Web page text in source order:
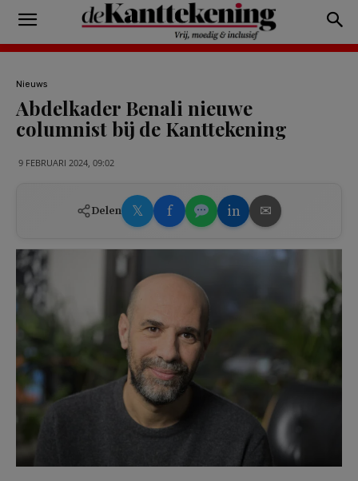
Nieuws
Abdelkader Benali nieuwe
columnist bij de Kanttekening
9 FEBRUARI 2024, 09:02
Delen 𝕏 f in ✉